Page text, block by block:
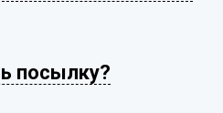
посылку?